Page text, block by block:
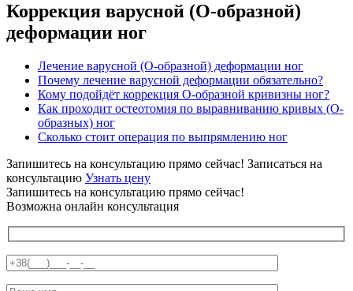
Коррекция варусной (О-образной)
деформации ног
Лечение варусной (О-образной) деформации ног
Почему лечение варусной деформации обязательно?
Кому подойдёт коррекция О-образной кривизны ног?
Как проходит остеотомия по выравниванию кривых (О-
образных) ног
Сколько стоит операция по выпрямлению ног
Запишитесь на консультацию прямо сейчас! Записаться на
консультацию Узнать цену
Запишитесь на консультацию прямо сейчас!
Возможна онлайн консультация